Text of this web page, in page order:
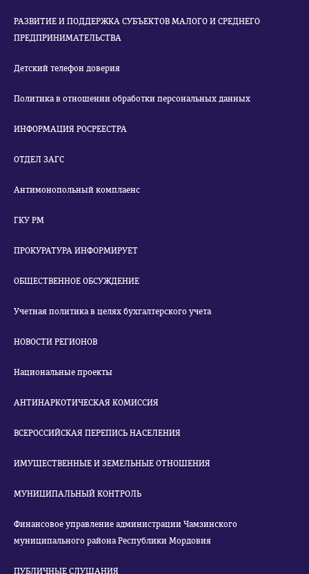
РАЗВИТИЕ И ПОДДЕРЖКА СУБЪЕКТОВ МАЛОГО И СРЕДНЕГО
ПРЕДПРИНИМАТЕЛЬСТВА
Детский телефон доверия
Политика в отношении обработки персональных данных
ИНФОРМАЦИЯ РОСРЕЕСТРА
ОТДЕЛ ЗАГС
Антимонопольный комплаенс
ГКУ РМ
ПРОКУРАТУРА ИНФОРМИРУЕТ
ОБЩЕСТВЕННОЕ ОБСУЖДЕНИЕ
Учетная политика в целях бухгалтерского учета
НОВОСТИ РЕГИОНОВ
Национальные проекты
АНТИНАРКОТИЧЕСКАЯ КОМИССИЯ
ВСЕРОССИЙСКАЯ ПЕРЕПИСЬ НАСЕЛЕНИЯ
ИМУЩЕСТВЕННЫЕ И ЗЕМЕЛЬНЫЕ ОТНОШЕНИЯ
МУНИЦИПАЛЬНЫЙ КОНТРОЛЬ
Финансовое управление администрации Чамзинского
муниципального района Республики Мордовия
ПУБЛИЧНЫЕ СЛУШАНИЯ